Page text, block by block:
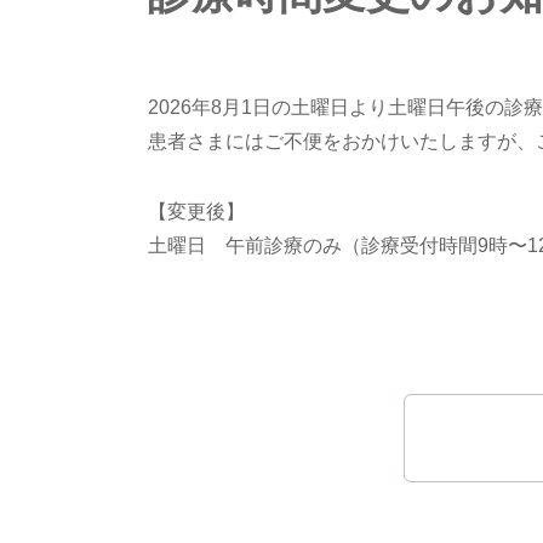
2026年8月1日の土曜日より土曜日午後の診
患者さまにはご不便をおかけいたしますが
【変更後】
土曜日 午前診療のみ（診療受付時間9時〜